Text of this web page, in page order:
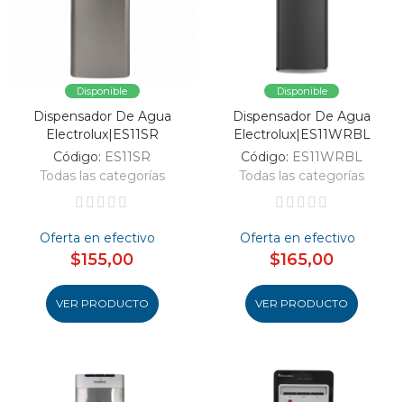
Disponible
Dispensador De Agua
Electrolux|ES11SR
Código: ES11SR
Todas las categorías
Oferta en efectivo
$155,00
VER PRODUCTO
Disponible
Dispensador De Agua
Electrolux|ES11WRBL
Código: ES11WRBL
Todas las categorías
Oferta en efectivo
$165,00
VER PRODUCTO